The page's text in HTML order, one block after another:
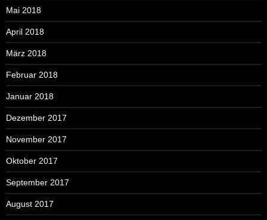
Mai 2018
April 2018
März 2018
Februar 2018
Januar 2018
Dezember 2017
November 2017
Oktober 2017
September 2017
August 2017